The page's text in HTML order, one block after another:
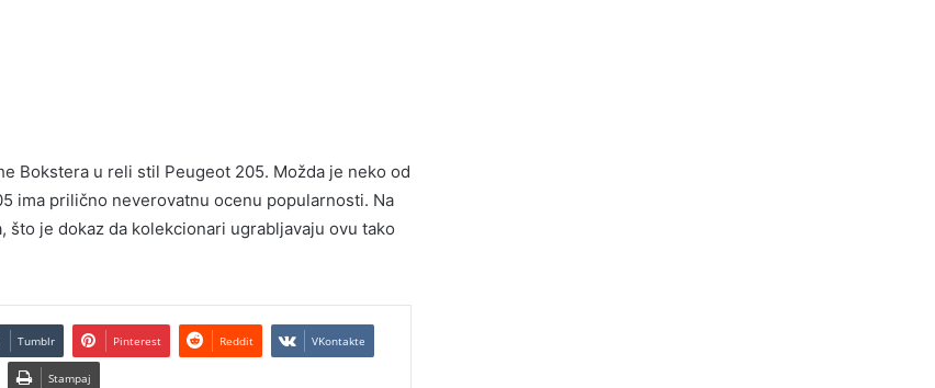
Bokstera u reli stil Peugeot 205. Možda je neko od
ima prilično neverovatnu ocenu popularnosti. Na
je dokaz da kolekcionari ugrabljavaju ovu tako
Tumblr Pinterest Reddit VKontakte
Stampaj